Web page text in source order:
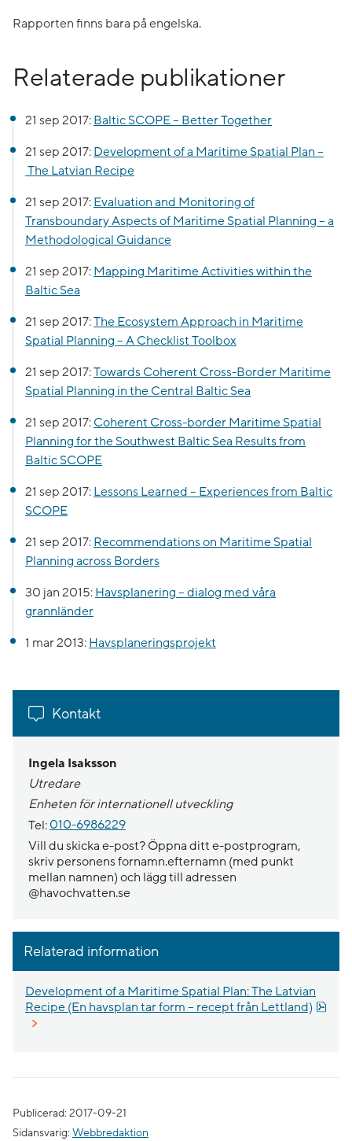
Rapporten finns bara på engelska.
Relaterade publikationer
21 sep 2017: Baltic SCOPE – Better Together
21 sep 2017: Development of a Maritime Spatial Plan –
The Latvian Recipe
21 sep 2017: Evaluation and Monitoring of
Transboundary Aspects of Maritime Spatial Planning – a
Methodological Guidance
21 sep 2017: Mapping Maritime Activities within the
Baltic Sea
21 sep 2017:The Ecosystem Approach in Maritime
Spatial Planning – A Checklist Toolbox
21 sep 2017:Towards Coherent Cross-Border Maritime
Spatial Planning in the Central Baltic Sea
21 sep 2017: Coherent Cross-border Maritime Spatial
Planning for the Southwest Baltic Sea Results from
Baltic SCOPE
21 sep 2017: Lessons Learned – Experiences from Baltic
SCOPE
21 sep 2017: Recommendations on Maritime Spatial
Planning across Borders
30 jan 2015: Havsplanering – dialog med våra
grannländer
1 mar 2013: Havsplaneringsprojekt
Kontakt
Ingela Isaksson
Utredare
Enheten för internationell utveckling
Tel: 010-6986229
Vill du skicka e-post? Öppna ditt e-postprogram,
skriv personens fornamn.efternamn (med punkt
mellan namnen) och lägg till adressen
@havochvatten.se
Relaterad information
Development of a Maritime Spatial Plan: The Latvian
Recipe (En havsplan tar form – recept från Lettland)
Pdf, 12.1 MB, öppnas i nytt fönster.
Publicerad: 2017-09-21
Sidansvarig: Webbredaktion